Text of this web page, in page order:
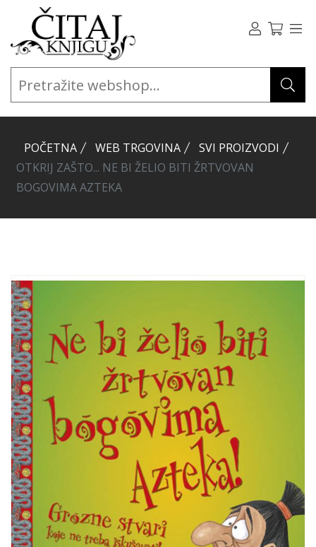
POČETNA WEB TRGOVINA
SVI PROIZVODI
OTKRIJ ZAŠTO... NE BI ŽELIO BITI ŽRTVOVAN
BOGOVIMA AZTEKA